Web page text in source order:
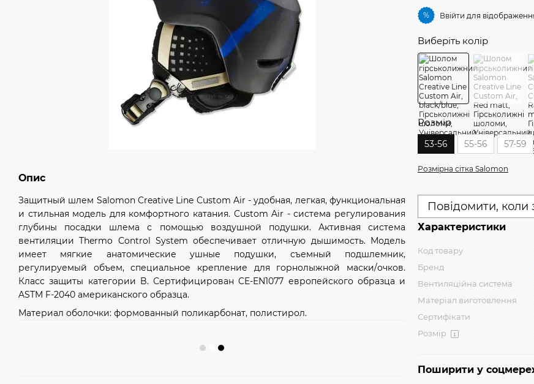
Опис
Защитный шлем Salomon Creative Line Custom Air - удобная, легкая, функциональная
и стильная модель для комфортного катания. Custom Air - система регулирования
глубины посадки шлема с помощью воздушной подушки. Активная система
вентиляции Thermo Control System обеспечивает отличную дышимость. Модель
имеет мягкие анатомические ушные подушки, съемный подшлемник,
регулируемый объем, специальное крепление для горнолыжной маски/очков.
Класс защиты категории B. Сертифицирован CE-EN1077 европейского образца и
ASTM F-2040 американского образца.
Материал оболочки: формованный поликарбонат, полистирол.
% Ввійти для
Виберіть колір
Розмір
53-56 55-56 57-59
Розмірна сітка Salomon
Повідомити, коли
Характеристики
Код товару
Бренд
Вентиляційна система
Матеріал виготовлення
Сертифікати
Розмір
Поширити у